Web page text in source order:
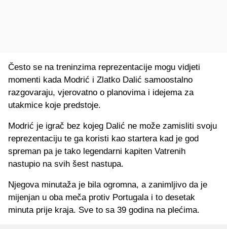
Često se na treninzima reprezentacije mogu vidjeti
momenti kada Modrić i Zlatko Dalić samoostalno
razgovaraju, vjerovatno o planovima i idejema za
utakmice koje predstoje.
Modrić je igrač bez kojeg Dalić ne može zamisliti svoju
reprezentaciju te ga koristi kao startera kad je god
spreman pa je tako legendarni kapiten Vatrenih
nastupio na svih šest nastupa.
Njegova minutaža je bila ogromna, a zanimljivo da je
mijenjan u oba meča protiv Portugala i to desetak
minuta prije kraja. Sve to sa 39 godina na plećima.